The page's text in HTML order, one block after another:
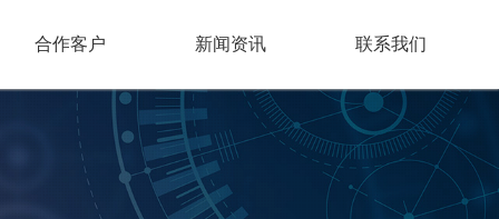
合作客户 新闻资讯 联系我们